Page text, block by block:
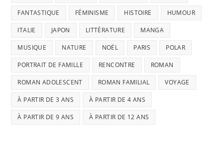
FANTASTIQUE FÉMINISME HISTOIRE HUMOUR
ITALIE JAPON LITTÉRATURE MANGA
MUSIQUE NATURE NOËL PARIS POLAR
PORTRAIT DE FAMILLE RENCONTRE ROMAN
ROMAN ADOLESCENT ROMAN FAMILIAL VOYAGE
À PARTIR DE 3 ANS À PARTIR DE 4 ANS
À PARTIR DE 9 ANS À PARTIR DE 12 ANS